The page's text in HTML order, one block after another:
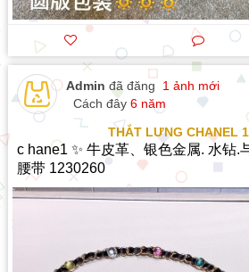
Admin đã đăng 1 ảnh mới
Cách đây 6 năm
THẮT LƯNG CHANEL
c hane1 ✨ 牛皮革、银色金属. 水钻.
腰带 1230260